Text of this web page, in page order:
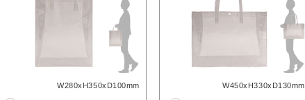
W280xH350xD100mm W450xH330xD130mm